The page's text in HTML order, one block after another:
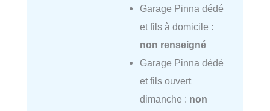
Garage Pinna dédé
et fils à domicile :
non renseigné
Garage Pinna dédé
et fils ouvert
dimanche : non